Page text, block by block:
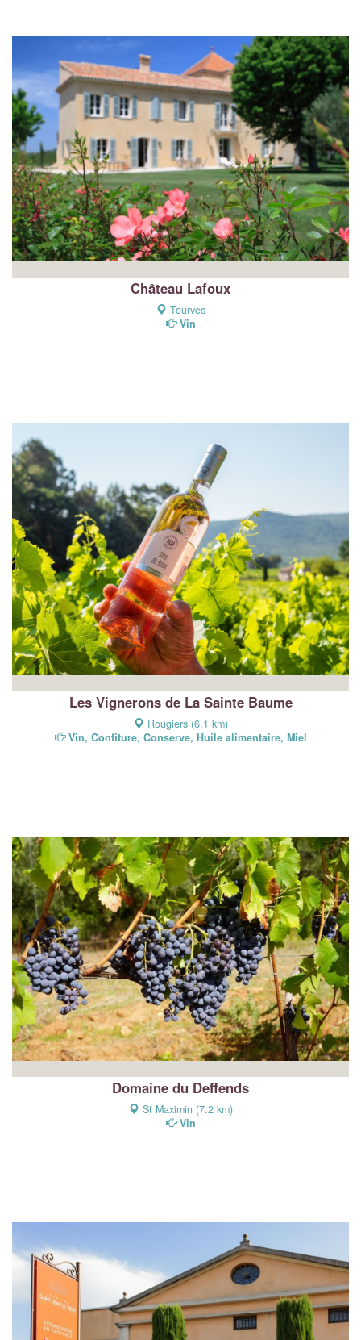
Château Lafoux
Tourves
Vin
Les Vignerons de La Sainte Baume
Rougiers (6.1 km)
Vin, Confiture, Conserve, Huile alimentaire, Miel
Domaine du Deffends
St Maximin (7.2 km)
Vin